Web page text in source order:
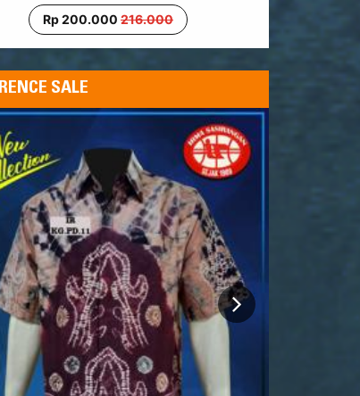
Rp 200.000 216.000
SALE